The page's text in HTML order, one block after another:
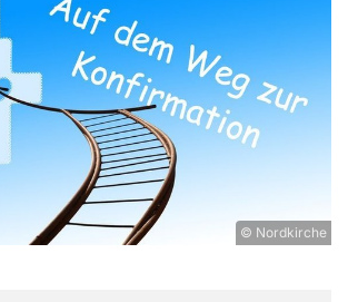
© Nordkirche